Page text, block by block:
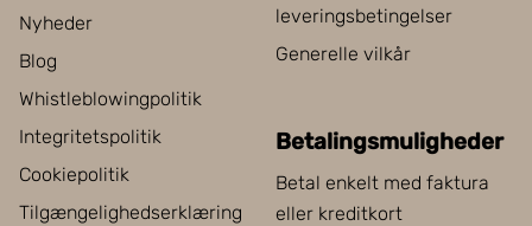
Nyheder
Blog
Whistleblowingpolitik
Integritetspolitik
Cookiepolitik
Tilgængelighedserklæring
leveringsbetingelser
Generelle vilkår
Betalingsmuligheder
Betal enkelt med faktura
eller kreditkort